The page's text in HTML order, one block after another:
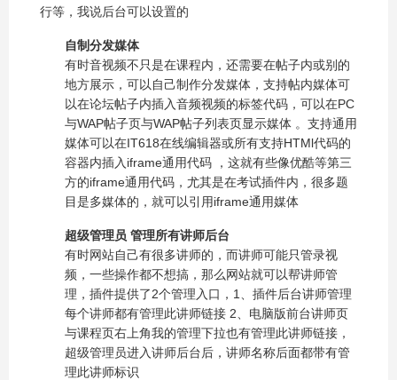
行等，我说后台可以设置的
自制分发媒体
有时音视频不只是在课程内，还需要在帖子内或别的
地方展示，可以自己制作分发媒体，支持帖内媒体可
以在论坛帖子内插入音频视频的标签代码，可以在PC
与WAP帖子页与WAP帖子列表页显示媒体 。支持通用
媒体可以在IT618在线编辑器或所有支持HTMl代码的
容器内插入iframe通用代码 ，这就有些像优酷等第三
方的iframe通用代码，尤其是在考试插件内，很多题
目是多媒体的，就可以引用iframe通用媒体
超级管理员 管理所有讲师后台
有时网站自己有很多讲师的，而讲师可能只管录视
频，一些操作都不想搞，那么网站就可以帮讲师管
理，插件提供了2个管理入口，1、插件后台讲师管理
每个讲师都有管理此讲师链接 2、电脑版前台讲师页
与课程页右上角我的管理下拉也有管理此讲师链接，
超级管理员进入讲师后台后，讲师名称后面都带有管
理此讲师标识